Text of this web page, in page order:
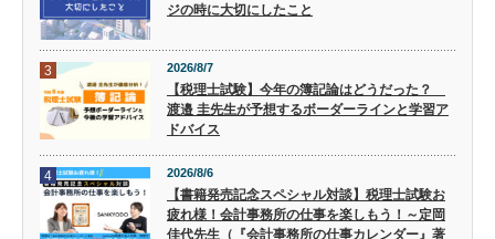
ジの時に大切にしたこと
3 2026/8/7
【税理士試験】今年の簿記論はどうだった？
渡邉 圭先生が予想するボーダーラインと学習ア
ドバイス
4 2026/8/6
【書籍発売記念スペシャル対談】税理士試験お
疲れ様！会計事務所の仕事を楽しもう！～定岡
佳代先生（『会計事務所の仕事カレンダー』著